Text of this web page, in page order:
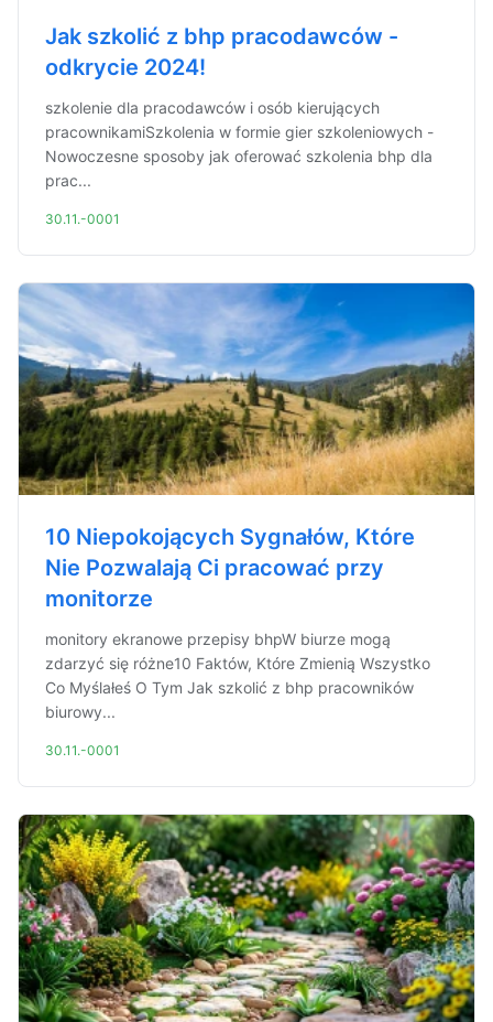
Jak szkolić z bhp pracodawców -
odkrycie 2024!
szkolenie dla pracodawców i osób kierujących
pracownikamiSzkolenia w formie gier szkoleniowych -
Nowoczesne sposoby jak oferować szkolenia bhp dla
prac...
30.11.-0001
10 Niepokojących Sygnałów, Które
Nie Pozwalają Ci pracować przy
monitorze
monitory ekranowe przepisy bhpW biurze mogą
zdarzyć się różne10 Faktów, Które Zmienią Wszystko
Co Myślałeś O Tym Jak szkolić z bhp pracowników
biurowy...
30.11.-0001